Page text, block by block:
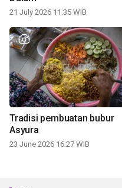
21 July 2026 11:35 WIB
Tradisi pembuatan bubur
Asyura
23 June 2026 16:27 WIB